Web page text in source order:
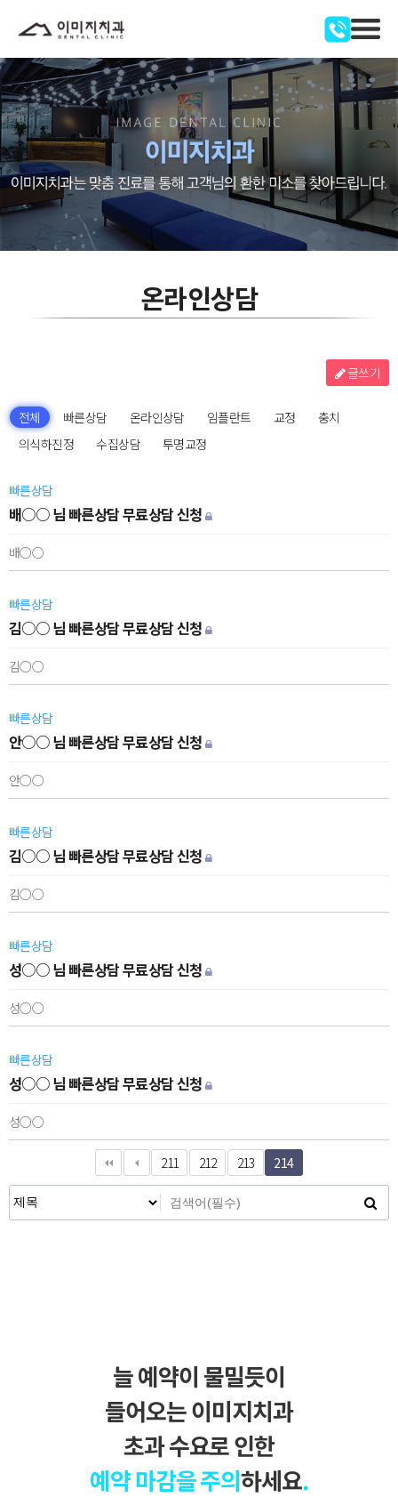
온라인상담
글쓰기
전체 빠른상담 온라인상담 임플란트 교정
충치
의식하진정
수집상담 투명교정
빠른상담
배○○ 님 빠른상담 무료상담 신청
배○○
빠른상담
김○○ 님 빠른상담 무료상담 신청
김○○
빠른상담
안○○ 님 빠른상담 무료상담 신청
안○○
빠른상담
김○○ 님 빠른상담 무료상담 신청
김○○
빠른상담
성○○ 님 빠른상담 무료상담 신청
성○○
빠른상담
성○○ 님 빠른상담 무료상담 신청
성○○
211 212 213 214
늘 예약이 물밀듯이
들어오는 이미지치과
초과 수요로 인한
예약 마감을 주의하세요.